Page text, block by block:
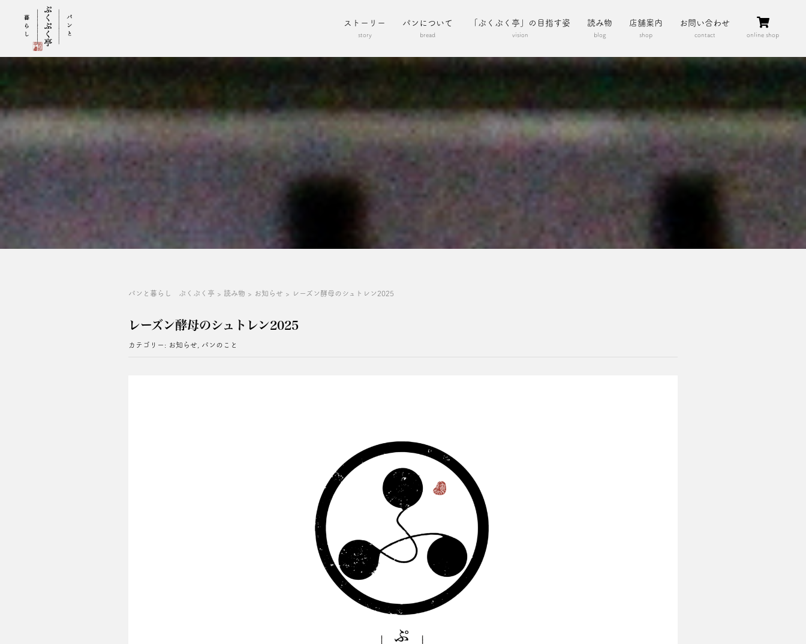
ストーリー
story
パンについて
bread
「ぷくぷく亭」の目指す姿
vision
読み物
blog
店舗案内
shop
お問い合わせ
contact online shop
パンと暮らし ぷくぷく亭 > 読み物 > お知らせ > レーズン酵母のシュトレン2025
レーズン酵母のシュトレン2025
カテゴリー: お知らせ パンのこと